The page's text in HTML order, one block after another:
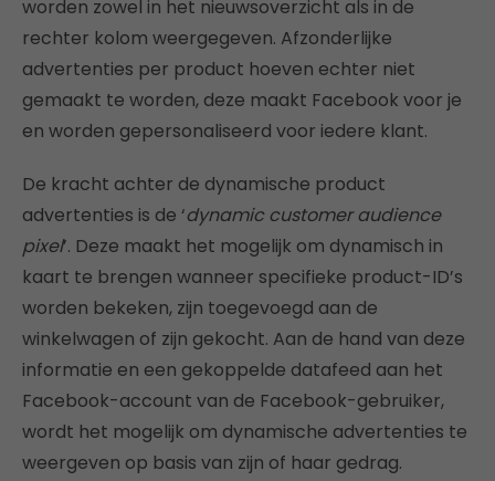
worden zowel in het nieuwsoverzicht als in de
rechter kolom weergegeven. Afzonderlijke
advertenties per product hoeven echter niet
gemaakt te worden, deze maakt Facebook voor je
en worden gepersonaliseerd voor iedere klant.
De kracht achter de dynamische product
advertenties is de ‘dynamic customer audience
pixel’. Deze maakt het mogelijk om dynamisch in
kaart te brengen wanneer specifieke product-ID’s
worden bekeken, zijn toegevoegd aan de
winkelwagen of zijn gekocht. Aan de hand van deze
informatie en een gekoppelde datafeed aan het
Facebook-account van de Facebook-gebruiker,
wordt het mogelijk om dynamische advertenties te
weergeven op basis van zijn of haar gedrag.